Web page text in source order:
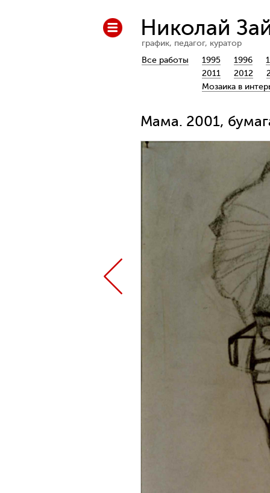
Николай
график, педагог, куратор
Все работы
1995 1996
2011
2012
Мозаика в
Мама. 2001,